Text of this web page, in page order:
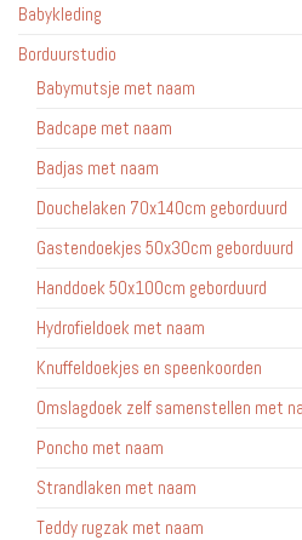
Babykleding
Borduurstudio
Babymutsje met naam
Badcape met naam
Badjas met naam
Douchelaken 70x140cm geborduurd
Gastendoekjes 50x30cm geborduurd
Handdoek 50x100cm geborduurd
Hydrofieldoek met naam
Knuffeldoekjes en speenkoorden
Omslagdoek zelf samenstellen met
Poncho met naam
Strandlaken met naam
Teddy rugzak met naam